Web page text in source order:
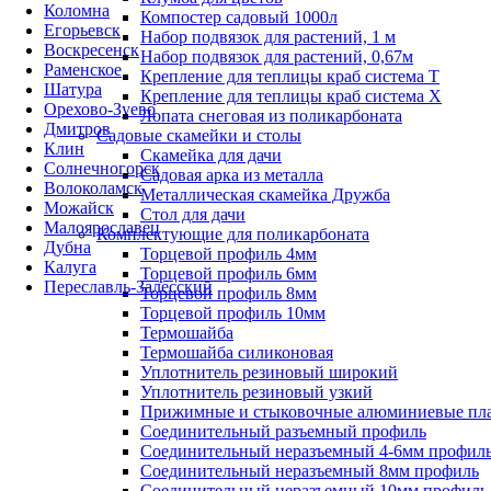
Коломна
Егорьевск
Воскресенск
Раменское
Шатура
Орехово-Зуево
Дмитров
Клин
Солнечногорск
Волоколамск
Можайск
Малоярославец
Дубна
Калуга
Переславль-Залесский
Компостер садовый 1000л
Набор подвязок для растений, 1 м
Набор подвязок для растений, 0,67м
Крепление для теплицы краб система Т
Крепление для теплицы краб система Х
Лопата снеговая из поликарбоната
Садовые скамейки и столы
Скамейка для дачи
Садовая арка из металла
Металлическая скамейка Дружба
Стол для дачи
Комплектующие для поликарбоната
Торцевой профиль 4мм
Торцевой профиль 6мм
Торцевой профиль 8мм
Торцевой профиль 10мм
Термошайба
Термошайба силиконовая
Уплотнитель резиновый широкий
Уплотнитель резиновый узкий
Прижимные и стыковочные алюминиевые
Соединительный разъемный профиль
Соединительный неразъемный 4-6мм
Соединительный неразъемный 8мм профиль